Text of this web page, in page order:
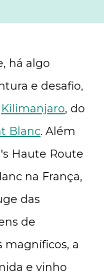
há algo
e desafio,
Kilimanjaro, do
Blanc. Além
Haute Route
na França,
das
de
magníficos, a
e vinho